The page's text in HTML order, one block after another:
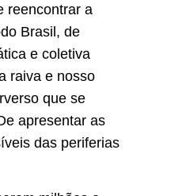
reencontrar a
Brasil, de
e coletiva
raiva e nosso
que se
apresentar as
das periferias